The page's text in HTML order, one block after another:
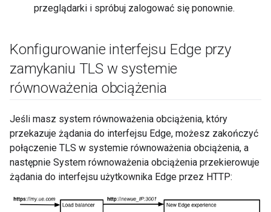
przeglądarki i spróbuj zalogować się ponownie.
Konfigurowanie interfejsu Edge przy
zamykaniu TLS w systemie
równoważenia obciążenia
Jeśli masz system równoważenia obciążenia, który
przekazuje żądania do interfejsu Edge, możesz zakończyć
połączenie TLS w systemie równoważenia obciążenia, a
następnie System równoważenia obciążenia przekierowuje
żądania do interfejsu użytkownika Edge przez HTTP: